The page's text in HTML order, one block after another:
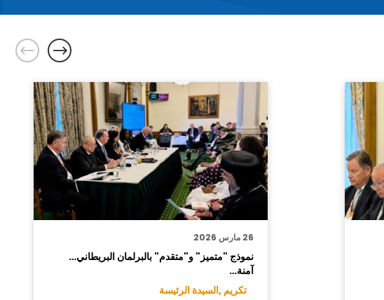
26 مارس 2026
نموذج "متميز" و"متقدم" بالبرلمان البريطاني…
آمنة…
تكريم ,السيدة الرئيسة